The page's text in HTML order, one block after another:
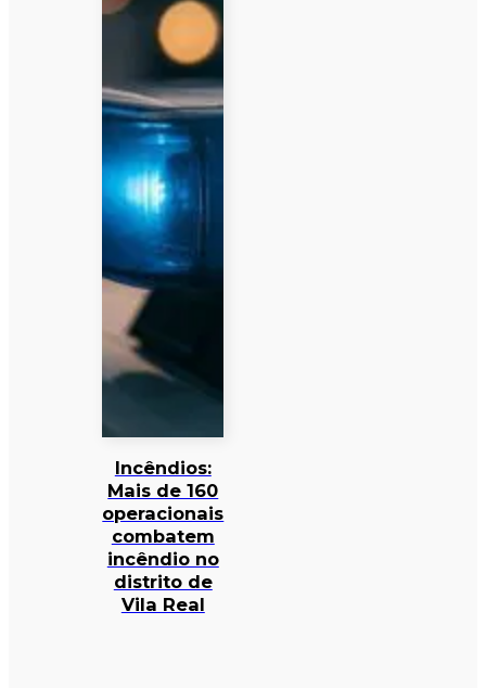
Incêndios:
Mais de 160
operacionais
combatem
incêndio no
distrito de
Vila Real